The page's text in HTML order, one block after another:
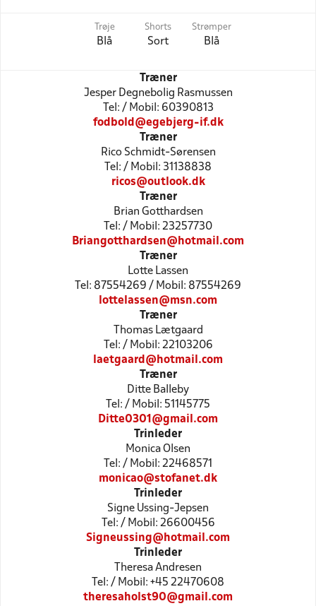
Trøje
Blå
Shorts
Sort
Strømper
Blå
Træner
Jesper Degnebolig Rasmussen
Tel: / Mobil: 60390813
fodbold@egebjerg-if.dk
Træner
Rico Schmidt-Sørensen
Tel: / Mobil: 31138838
ricos@outlook.dk
Træner
Brian Gotthardsen
Tel: / Mobil: 23257730
Briangotthardsen@hotmail.com
Træner
Lotte Lassen
Tel: 87554269 / Mobil: 87554269
lottelassen@msn.com
Træner
Thomas Lætgaard
Tel: / Mobil: 22103206
laetgaard@hotmail.com
Træner
Ditte Balleby
Tel: / Mobil: 51145775
Ditte0301@gmail.com
Trinleder
Monica Olsen
Tel: / Mobil: 22468571
monicao@stofanet.dk
Trinleder
Signe Ussing-Jepsen
Tel: / Mobil: 26600456
Signeussing@hotmail.com
Trinleder
Theresa Andresen
Tel: / Mobil: +45 22470608
theresaholst90@gmail.com